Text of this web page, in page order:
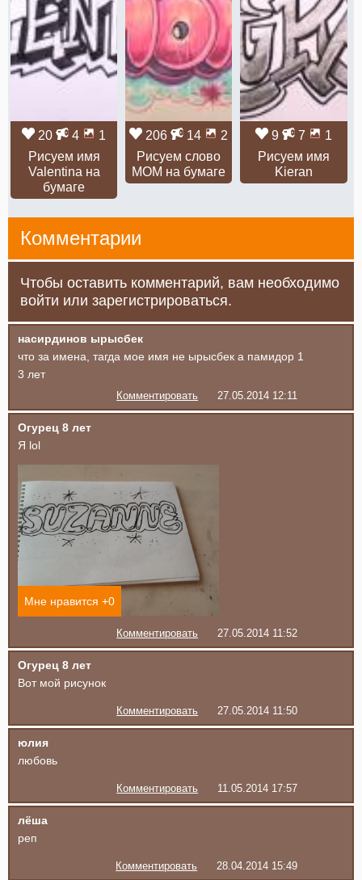
20 4
1
Рисуем имя
Valentina на
бумаге
206 14
2
Рисуем слово
MOM на бумаге
9 7
1
Рисуем имя
Kieran
Комментарии
Чтобы оставить комментарий, вам необходимо
войти или зарегистрироваться.
насирдинов ырысбек
что за имена, тагда мое имя не ырысбек а памидор 1
3 лет
Комментировать 27.05.2014 12:11
Огурец 8 лет
Я lol
Мне нравится +0
Комментировать 27.05.2014 11:52
Огурец 8 лет
Вот мой рисунок
Комментировать 27.05.2014 11:50
юлия
любовь
Комментировать 11.05.2014 17:57
лёша
реп
Комментировать 28.04.2014 15:49